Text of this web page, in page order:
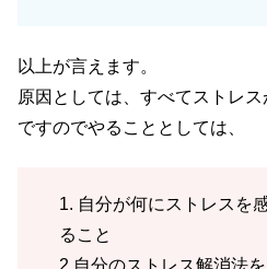
以上が言えます。
原因としては、すべてストレス
ですのでやることとしては、
1. 自分が何にストレスを
ること
2.自分のストレス解消法